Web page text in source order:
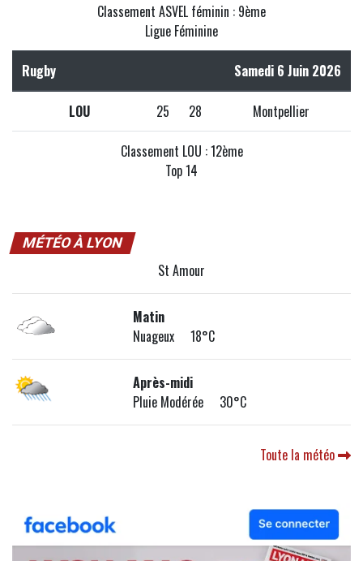
Classement ASVEL féminin : 9ème
Ligue Féminine
Rugby Samedi 6 Juin 2026
LOU 25 28 Montpellier
Classement LOU : 12ème
Top 14
MÉTÉO À LYON
St Amour
Matin
Nuageux 18°C
Après-midi
Pluie Modérée 30°C
Toute la météo